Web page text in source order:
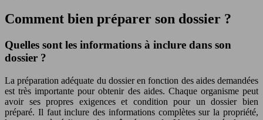
Comment bien préparer son dossier ?
Quelles sont les informations à inclure dans son
dossier ?
La préparation adéquate du dossier en fonction des aides demandées
est très importante pour obtenir des aides. Chaque organisme peut
avoir ses propres exigences et condition pour un dossier bien
préparé. Il faut inclure des informations complètes sur la propriété,